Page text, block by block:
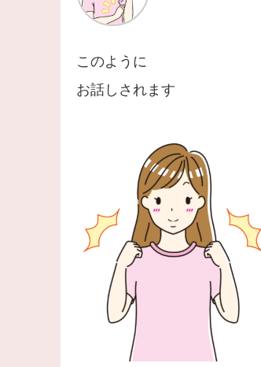
このように
お話しされます